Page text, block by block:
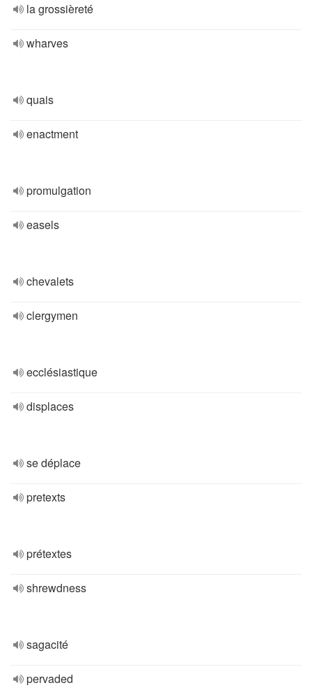
la grossièreté
wharves
quais
enactment
promulgation
easels
chevalets
clergymen
ecclésiastique
displaces
se déplace
pretexts
prétextes
shrewdness
sagacité
pervaded